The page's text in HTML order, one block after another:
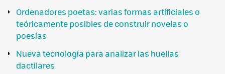
Ordenadores poetas: varias formas artificiales o
teóricamente posibles de construir novelas o
poesías
Nueva tecnología para analizar las huellas
dactilares